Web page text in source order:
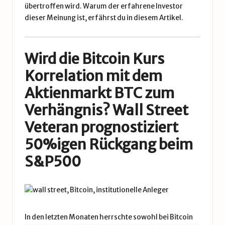
übertroffen wird. Warum der erfahrene Investor
dieser Meinung ist, erfährst du in diesem Artikel .
Wird die Bitcoin Kurs
Korrelation mit dem
Aktienmarkt BTC zum
Verhängnis? Wall Street
Veteran prognostiziert
50%igen Rückgang beim
S&P500
In den letzten Monaten herrschte sowohl bei Bitcoin